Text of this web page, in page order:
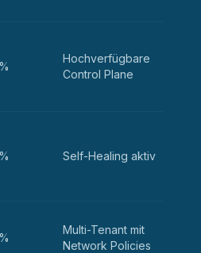
Hochverfügbare
Control Plane
Self-Healing aktiv
Multi-Tenant mit
Network Policies